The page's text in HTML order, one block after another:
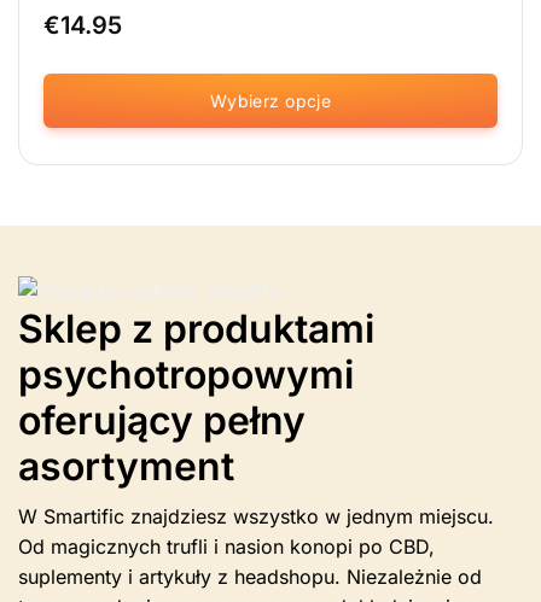
€14.95
Wybierz opcje
Ten
produkt
wybrać
na
stronie
produktu
Sklep z produktami
psychotropowymi
oferujący pełny
asortyment
W Smartific znajdziesz wszystko w jednym miejscu.
Od magicznych trufli i nasion konopi po CBD,
suplementy i artykuły z headshopu. Niezależnie od